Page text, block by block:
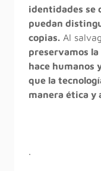
identidades se
puedan
copias. Al
preservamos la
hace humanos
que la
manera ética y
.